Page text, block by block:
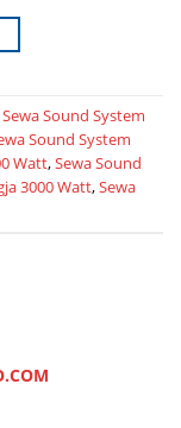
Sound System
Sound System
Watt,Sewa Sound
3000 Watt,Sewa